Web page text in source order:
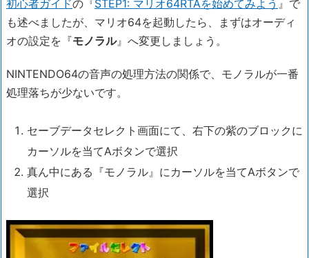
初心者ガイドの『STEP1: マリオ64RTAを始めてみよう 』で
も述べましたが、マリオ64を起動したら、まずはオーディ
オの設定を『モノラル』へ変更しましょう。
NINTENDO64の音声の処理方法の関係で、モノラルが一番
処理落ちが少ないです。
セーブデータセレクト画面にて、右下の紫のブロックに
カーソルを当てAボタンで選択
真ん中にある『モノラル』にカーソルを当てAボタンで
選択